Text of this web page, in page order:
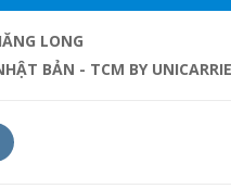
LONG
BẢN - TCM BY